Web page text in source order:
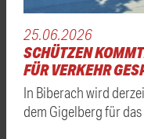
25.06.2026
SCHÜTZEN
FÜR VERKEHR
In Biberach wird
dem Gigelberg für